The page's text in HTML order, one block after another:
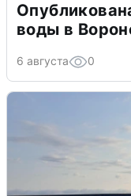
воды в
6 августа 0